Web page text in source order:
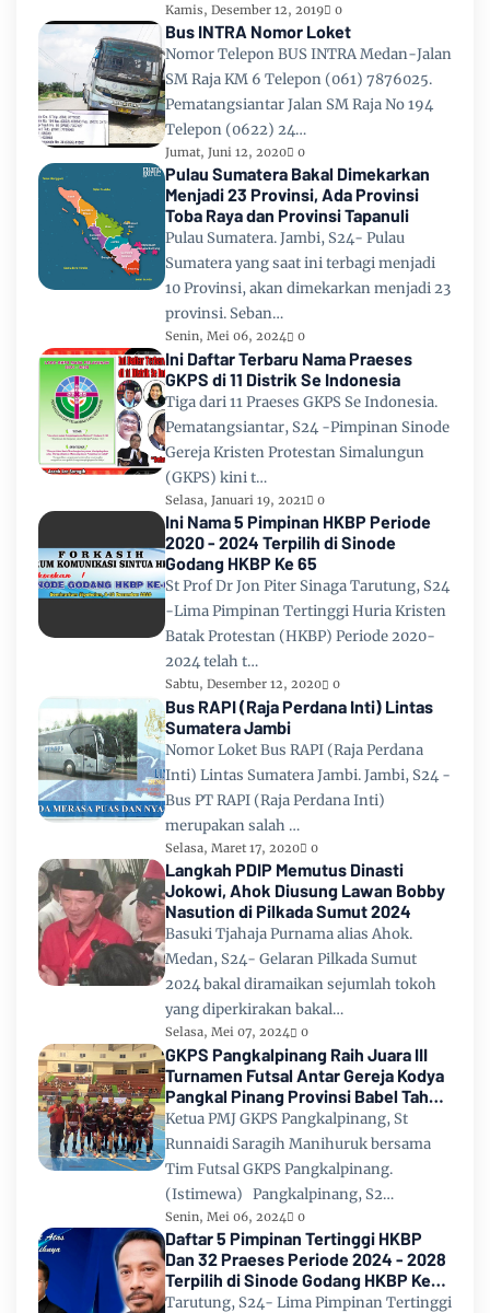
Kamis, Desember 12, 2019 0
Bus INTRA Nomor Loket
Nomor Telepon BUS INTRA Medan-Jalan
SM Raja KM 6 Telepon (061) 7876025.
Pematangsiantar Jalan SM Raja No 194
Telepon (0622) 24…
Jumat, Juni 12, 2020 0
Pulau Sumatera Bakal Dimekarkan
Menjadi 23 Provinsi, Ada Provinsi
Toba Raya dan Provinsi Tapanuli
Pulau Sumatera. Jambi, S24- Pulau
Sumatera yang saat ini terbagi menjadi
10 Provinsi, akan dimekarkan menjadi 23
provinsi. Seban…
Senin, Mei 06, 2024 0
Ini Daftar Terbaru Nama Praeses
GKPS di 11 Distrik Se Indonesia
Tiga dari 11 Praeses GKPS Se Indonesia.
Pematangsiantar, S24 -Pimpinan Sinode
Gereja Kristen Protestan Simalungun
(GKPS) kini t…
Selasa, Januari 19, 2021 0
Ini Nama 5 Pimpinan HKBP Periode
2020 - 2024 Terpilih di Sinode
Godang HKBP Ke 65
St Prof Dr Jon Piter Sinaga Tarutung, S24
-Lima Pimpinan Tertinggi Huria Kristen
Batak Protestan (HKBP) Periode 2020-
2024 telah t…
Sabtu, Desember 12, 2020 0
Bus RAPI (Raja Perdana Inti) Lintas
Sumatera Jambi
Nomor Loket Bus RAPI (Raja Perdana
Inti) Lintas Sumatera Jambi. Jambi, S24 -
Bus PT RAPI (Raja Perdana Inti)
merupakan salah …
Selasa, Maret 17, 2020 0
Langkah PDIP Memutus Dinasti
Jokowi, Ahok Diusung Lawan Bobby
Nasution di Pilkada Sumut 2024
Basuki Tjahaja Purnama alias Ahok.
Medan, S24- Gelaran Pilkada Sumut
2024 bakal diramaikan sejumlah tokoh
yang diperkirakan bakal…
Selasa, Mei 07, 2024 0
GKPS Pangkalpinang Raih Juara III
Turnamen Futsal Antar Gereja Kodya
Pangkal Pinang Provinsi Babel Tahun
2024
Ketua PMJ GKPS Pangkalpinang, St
Runnaidi Saragih Manihuruk bersama
Tim Futsal GKPS Pangkalpinang.
(Istimewa) Pangkalpinang, S2…
Senin, Mei 06, 2024 0
Daftar 5 Pimpinan Tertinggi HKBP
Dan 32 Praeses Periode 2024 - 2028
Terpilih di Sinode Godang HKBP Ke
67 Tahun 2024
Tarutung, S24- Lima Pimpinan Tertinggi